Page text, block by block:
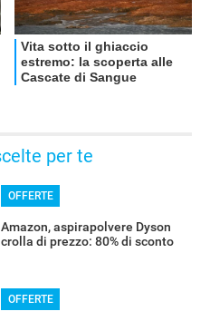
per te
OFFERTE
Amazon, aspirapolvere Dyson
crolla di prezzo: 80% di sconto
OFFERTE